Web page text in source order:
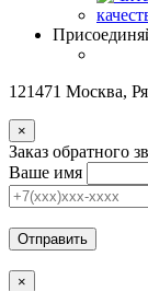
121471 Москва,
×
Заказ обратного
Ваше имя
Отправить
×